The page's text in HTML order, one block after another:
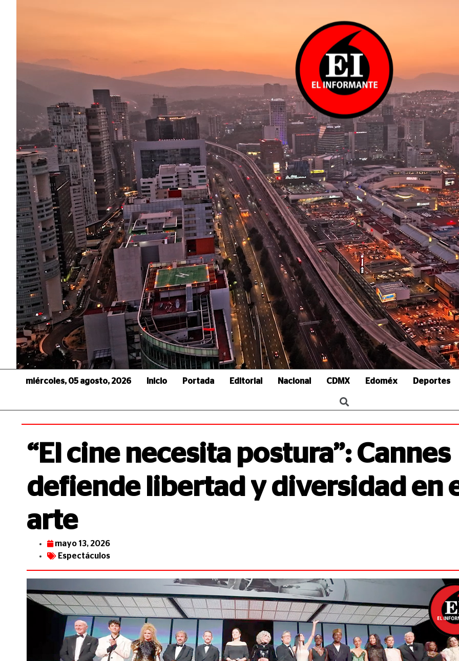
miércoles, 05 agosto, 2026 Inicio Portada Editorial Nacional CDMX Edoméx Deportes
“El cine necesita postura”: Cannes
defiende libertad y diversidad en
arte
mayo 13, 2026
Espectáculos